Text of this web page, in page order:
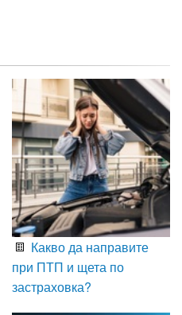
Какво да направите
при ПТП и щета по
застраховка?